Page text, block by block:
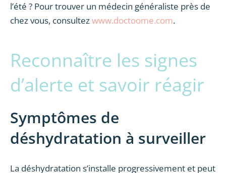
l’été ? Pour trouver un médecin généraliste près de
chez vous, consultezwww.doctoome.com.
Reconnaître les signes
d’alerte et savoir réagir
Symptômes de
déshydratation à surveiller
La déshydratation s’installe progressivement et peut